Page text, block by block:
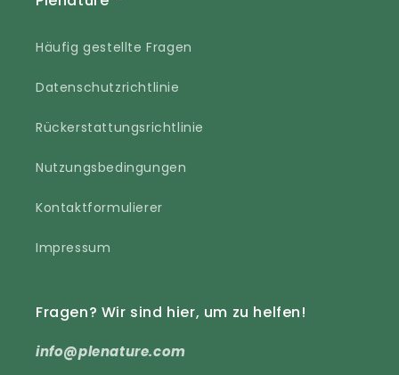
Häufig gestellte Fragen
Datenschutzrichtlinie
Rückerstattungsrichtlinie
Nutzungsbedingungen
Kontaktformulierer
Impressum
Fragen? Wir sind hier, um zu helfen!
info@plenature.com